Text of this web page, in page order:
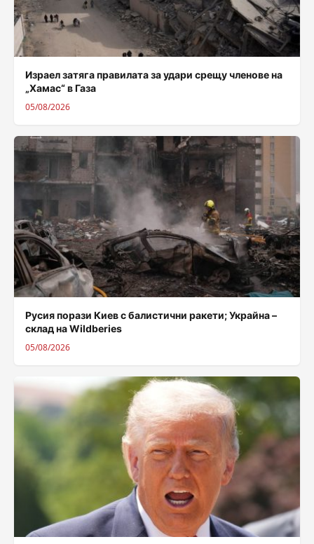
Израел затяга правилата за удари срещу членове на
„Хамас“ в Газа
05/08/2026
Русия порази Киев с балистични ракети; Украйна –
склад на Wildberies
05/08/2026